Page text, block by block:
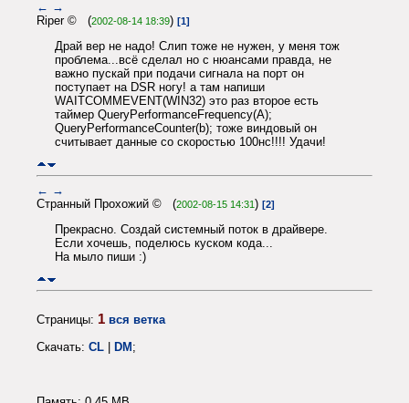
← →
Riper © (2002-08-14 18:39) [1]
Драй вер не надо! Слип тоже не нужен, у меня тож
проблема...всё сделал но с нюансами правда, не
важно пускай при подачи сигнала на порт он
поступает на DSR ногу! а там напиши
WAITCOMMEVENT(WIN32) это раз второе есть
таймер QueryPerformanceFrequency(A);
QueryPerformanceCounter(b); тоже виндовый он
считывает данные со скоростью 100нс!!!! Удачи!
← →
Странный Прохожий © (2002-08-15 14:31) [2]
Прекрасно. Создай системный поток в драйвере.
Если хочешь, поделюсь куском кода...
На мыло пиши :)
Страницы: 1 вся ветка
Скачать: CL | DM;